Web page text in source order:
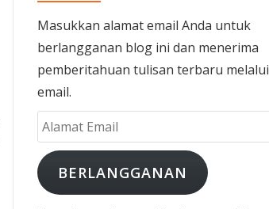
Masukkan alamat email Anda untuk
berlangganan blog ini dan menerima
pemberitahuan tulisan terbaru melalui
email.
Alamat
Email
BERLANGGANAN